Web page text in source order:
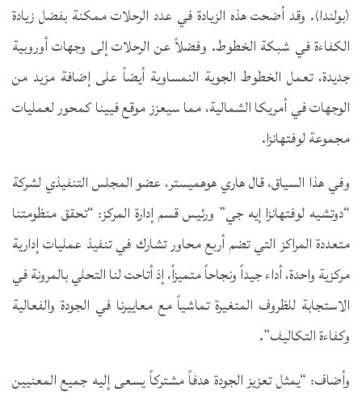
(بولندا). وقد أضحت هذه الزيادة في عدد الرحلات ممكنة بفضل زيادة
الكفاءة في شبكة الخطوط. وفضلاً عن الرحلات إلى وجهات أوروبية
جديدة، تعمل الخطوط الجوية النمساوية أيضاً على إضافة مزيد من
الوجهات في أمريكا الشمالية، مما سيعزز موقع فيينا كمحور لعمليات
مجموعة لوفتهانزا.
وفي هذا السياق، قال هاري هوهميستر، عضو المجلس التنفيذي لشركة
“دوتشيه لوفتهانزا إيه جي” ورئيس قسم إدارة المركز: “تحقق منظومتنا
متعددة المراكز التي تضم أربع محاور تشارك في تنفيذ عمليات إدارية
مركزية واحدة، أداء جيداً ونجاحاً متميزاً، إذ أتاحت لنا التحلي بالمرونة في
الاستجابة للظروف المتغيرة تماشياً مع معاييرنا في الجودة والفعالية
وكفاءة التكاليف”.
وأضاف: “يمثل تعزيز الجودة هدفاً مشتركاً يسعى إليه جميع المعنيين